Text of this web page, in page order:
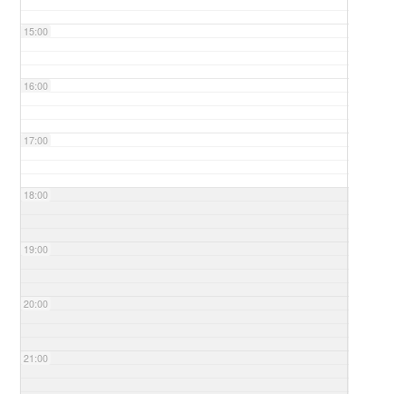
15:00
16:00
17:00
18:00
19:00
20:00
21:00